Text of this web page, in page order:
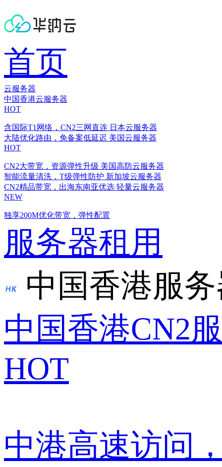
首页
云服务器
中国香港云服务器
HOT
含国际T1网络，CN2三网直连 日本云服务器
大陆优化路由，免备案低延迟 美国云服务器
HOT
CN2大带宽，资源弹性升级 美国高防云服务器
智能流量清洗，T级弹性防护 新加坡云服务器
CN2精品带宽，出海东南亚优选 轻量云服务器
NEW
独享200M优化带宽，弹性配置
服务器租用
中国香港服
中国香港CN2
HOT
中港高速访问